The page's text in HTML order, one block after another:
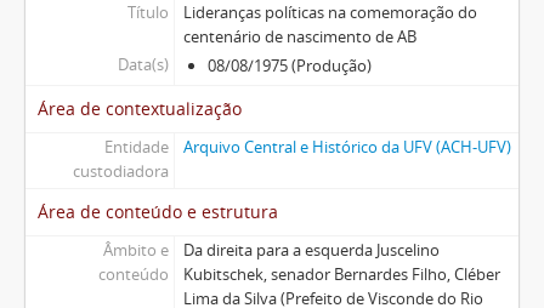
Título
Lideranças políticas na comemoração do
centenário de nascimento de AB
Data(s)
08/08/1975 (Produção)
Área de contextualização
Entidade
custodiadora
Arquivo Central e Histórico da UFV (ACH-UFV)
Área de conteúdo e estrutura
Âmbito e
conteúdo
Da direita para a esquerda Juscelino
Kubitschek, senador Bernardes Filho, Cléber
Lima da Silva (Prefeito de Visconde do Rio